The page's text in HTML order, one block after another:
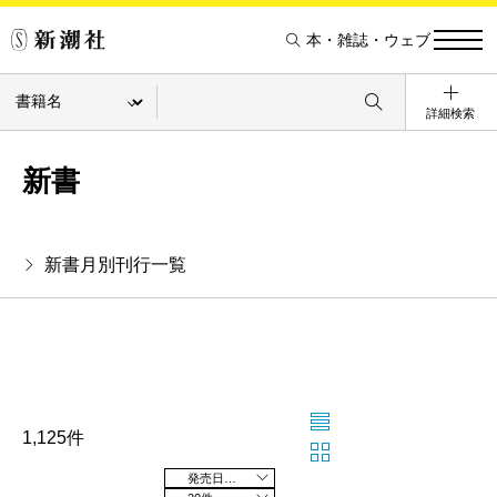
本・雑誌・ウェブ
詳細検索
新書
新書月別刊行一覧
1,125件